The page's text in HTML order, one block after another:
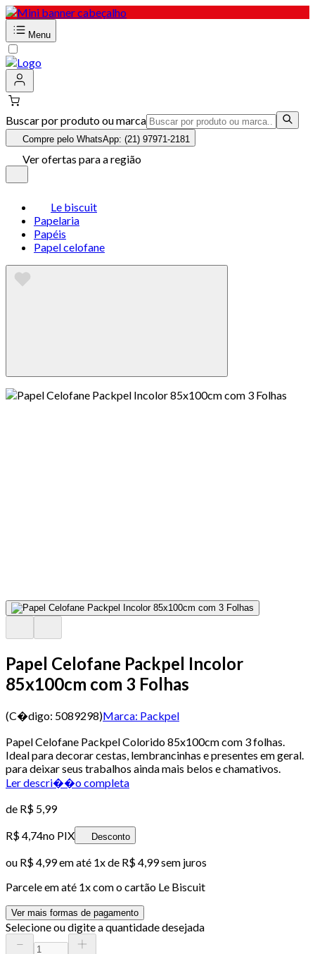
Menu
Buscar por produto ou marca
Compre pelo WhatsApp: (21) 97971-2181
Ver ofertas para a região
Le biscuit
Papelaria
Papéis
Papel celofane
Papel Celofane Packpel Incolor
85x100cm com 3 Folhas
(C�digo: 5089298)Marca: Packpel
Papel Celofane Packpel Colorido 85x100cm com 3 folhas.
Ideal para decorar cestas, lembrancinhas e presentes em geral.
para deixar seus trabalhos ainda mais belos e chamativos.
Ler descri��o completa
de R$ 5,99
R$ 4,74no PIX Desconto
ou R$ 4,99em até 1x de R$ 4,99sem juros
Parcele em até 1x com o cartão Le Biscuit
Ver mais formas de pagamento
Selecione ou digite a quantidade desejada